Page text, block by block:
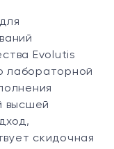
Evolutis
лабораторной
высшей
скидочная